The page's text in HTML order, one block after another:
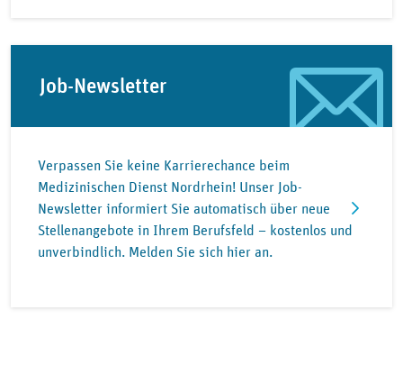
Job-Newsletter
Verpassen Sie keine Karrierechance beim
Medizinischen Dienst Nordrhein! Unser Job-
Newsletter informiert Sie automatisch über neue
Stellenangebote in Ihrem Berufsfeld – kostenlos und
unverbindlich. Melden Sie sich hier an.